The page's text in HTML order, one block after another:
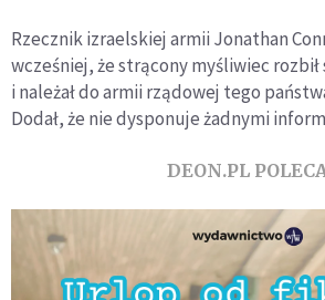
Rzecznik izraelskiej armii Jonathan
wcześniej, że strącony myśliwiec rozbił
i należał do armii rządowej tego
Dodał, że nie dysponuje żadnymi
DEON.PL